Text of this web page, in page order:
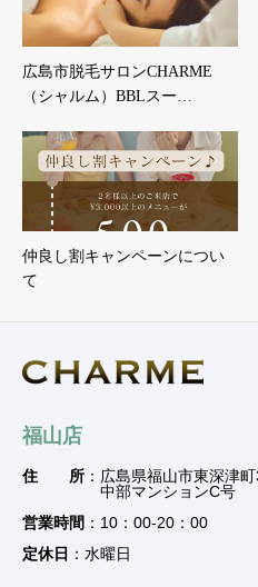
広島市脱毛サロンCHARME
（シャルム）BBLスー…
仲良し割キャンペーンについ
て
福山店
住 所 ：広島県福山市東深津
中部マンションC号
営業時間 ：10：00-20：00
定休日 ：水曜日